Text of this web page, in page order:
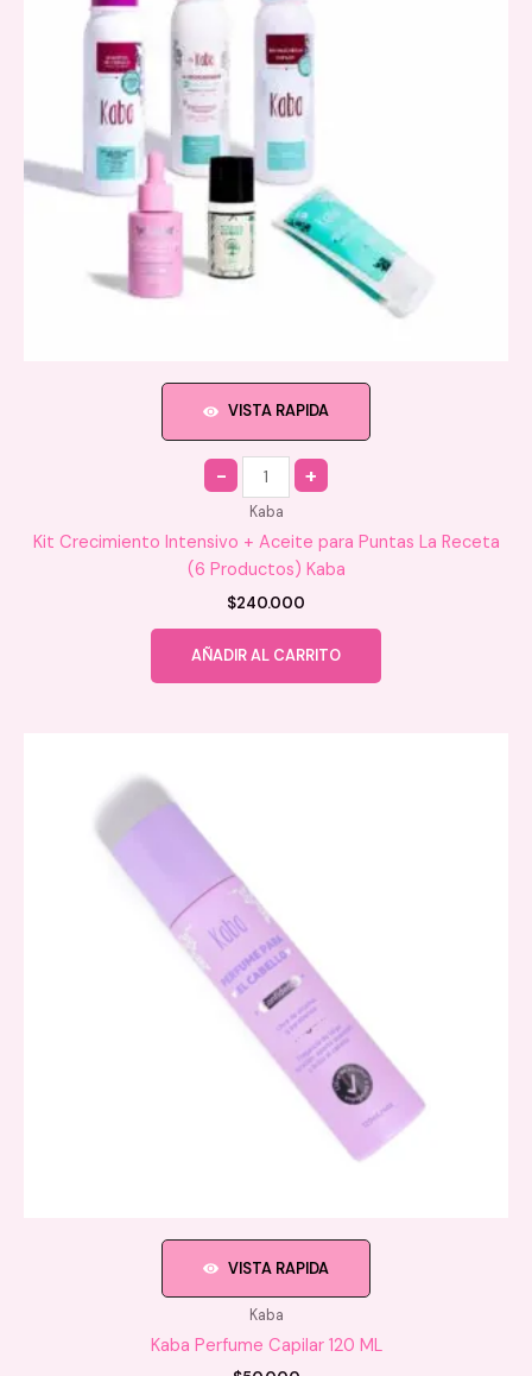
VISTA RAPIDA
Quantity
Kaba
Kit Crecimiento Intensivo + Aceite para Puntas La Receta
(6 Productos) Kaba
$240.000
AÑADIR AL CARRITO
VISTA RAPIDA
Kaba
Kaba Perfume Capilar 120 ML